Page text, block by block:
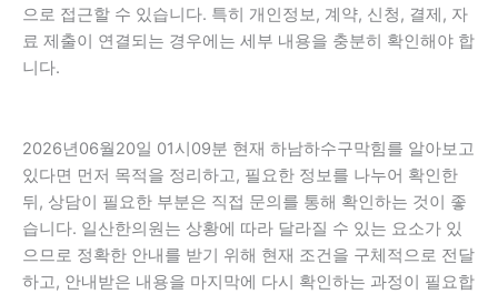
으로 접근할 수 있습니다. 특히 개인정보, 계약, 신청, 결제, 자
료 제출이 연결되는 경우에는 세부 내용을 충분히 확인해야 합
니다.
2026년06월20일 01시09분 현재 하남하수구막힘를 알아보고
있다면 먼저 목적을 정리하고, 필요한 정보를 나누어 확인한
뒤, 상담이 필요한 부분은 직접 문의를 통해 확인하는 것이 좋
습니다. 일산한의원는 상황에 따라 달라질 수 있는 요소가 있
으므로 정확한 안내를 받기 위해 현재 조건을 구체적으로 전달
하고, 안내받은 내용을 마지막에 다시 확인하는 과정이 필요합